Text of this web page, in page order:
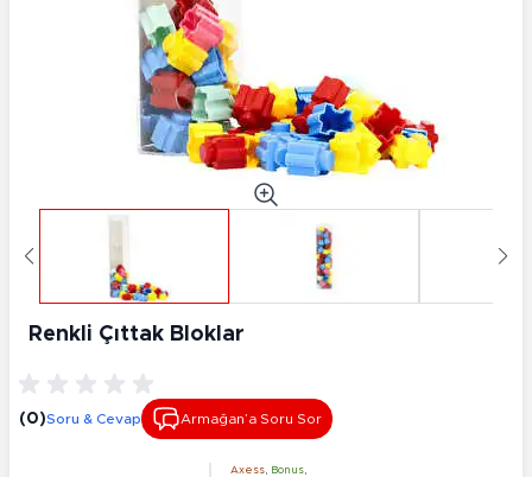
Renkli Çıttak Bloklar
(0)Soru & Cevap Armağan’a Soru Sor
Axess Bonus